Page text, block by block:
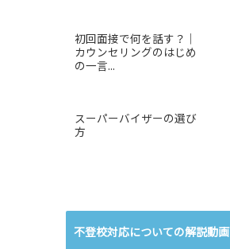
初回面接で何を話す？｜
カウンセリングのはじめ
の一言...
スーパーバイザーの選び
方
不登校対応についての解説動画